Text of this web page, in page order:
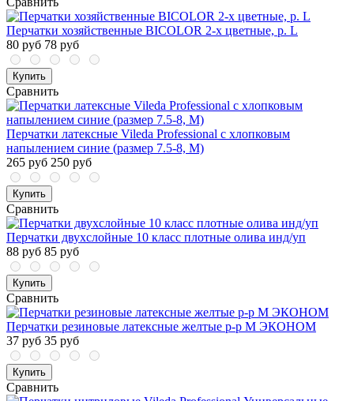
Перчатки хозяйственные BICOLOR 2-х цветные, р. L
80 руб 78 руб
Купить
Сравнить
Перчатки латексные Vileda Professional с хлопковым
напылением синие (размер 7.5-8, M)
265 руб 250 руб
Купить
Сравнить
Перчатки двухслойные 10 класс плотные олива инд/уп
88 руб 85 руб
Купить
Сравнить
Перчатки резиновые латексные желтые р-р М ЭКОНОМ
37 руб 35 руб
Купить
Сравнить